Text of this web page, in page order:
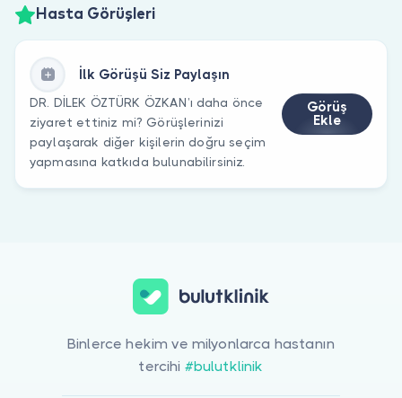
Hasta Görüşleri
İlk Görüşü Siz Paylaşın
DR. DİLEK ÖZTÜRK ÖZKAN’ı daha önce
ziyaret ettiniz mi? Görüşlerinizi
paylaşarak diğer kişilerin doğru seçim
yapmasına katkıda bulunabilirsiniz.
Görüş
Ekle
Binlerce hekim ve milyonlarca hastanın
tercihi #bulutklinik